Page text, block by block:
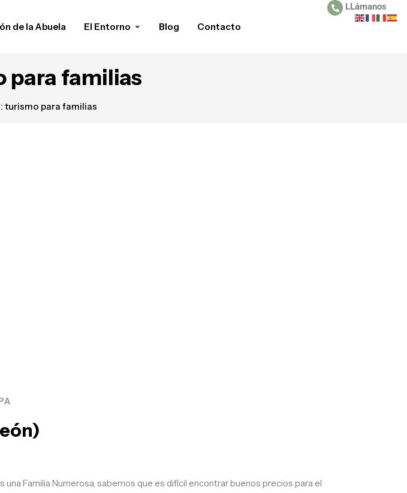
de la Abuela El Entorno Blog Contacto
LLámanos
para familias
turismo para familias
Familia Numerosa, sabemos que es difícil encontrar buenos precios para el